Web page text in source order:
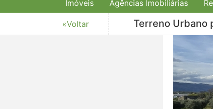
Imóveis Agências Imobiliárias
«Voltar Terreno Urbano